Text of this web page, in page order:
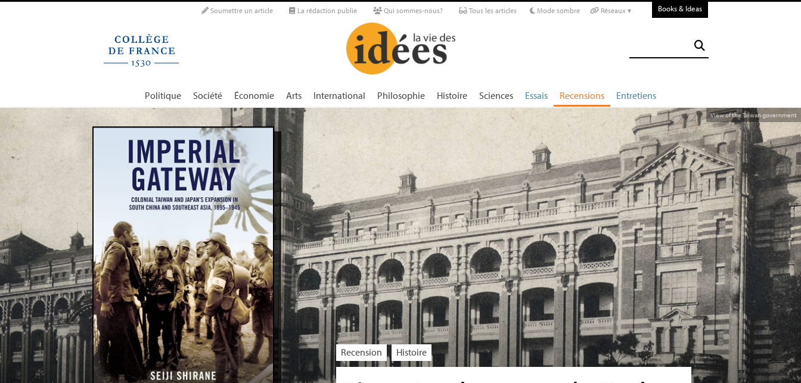
Soumettre un article La rédaction publie Qui sommes-nous? Tous les articles Mode sombre Réseaux ▾ Books & Ideas
Politique Société Économie Arts International Philosophie Histoire Sciences Essais Recensions Entretiens
View of the Taiwan government
Recension Histoire